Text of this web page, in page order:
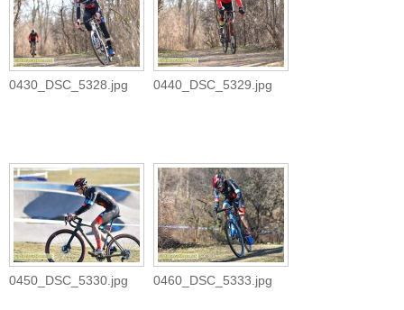
0430_DSC_5328.jpg 0440_DSC_5329.jpg
0450_DSC_5330.jpg 0460_DSC_5333.jpg